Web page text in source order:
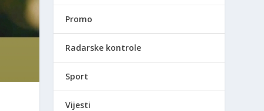
Promo
Radarske kontrole
Sport
Vijesti